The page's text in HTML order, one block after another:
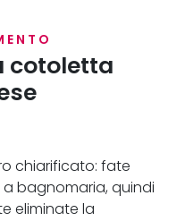
cotoletta
chiarificato: fate
bagnomaria, quindi
eliminate la